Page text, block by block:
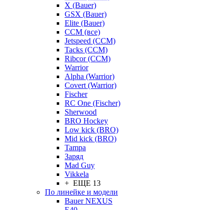
X (Bauer)
GSX (Bauer)
Elite (Bauer)
CCM (все)
Jetspeed (CCM)
Tacks (CCM)
Ribcor (CCM)
Warrior
Alpha (Warrior)
Covert (Warrior)
Fischer
RC One (Fischer)
Sherwood
BRO Hockey
Low kick (BRO)
Mid kick (BRO)
Tampa
Заряд
Mad Guy
Vikkela
+ ЕЩЕ 13
По линейке и модели
Bauer NEXUS